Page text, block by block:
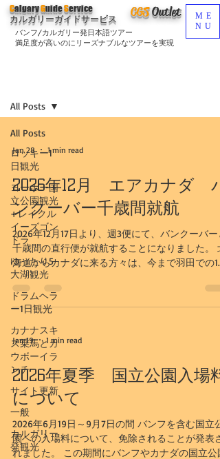
CGSOutlet
バンフ/カルガリー発日本語ツアー
満足度が高いのにリーズナブルなツアーを実現
CalgaryGuideService
カルガリーガイドサービス
ME
NU
All Posts
ロッキー1
日観光
ヨーホー国
立公園観光
+レイクル
イーズゴン
ドラ
ゆったり5
大湖観光
ドラムヘラ
ー1日観光
カナナスキ
ス乗馬とカ
ウボーイラ
ンチ
サイト更新
一般
カルガリー
発観光
All Posts
Jan 28 1 min read
2026年12月 エアカナダ バ
ンクーバー千歳間就航
2026年12月17日より、週3便にて、バンクーバー
千歳間の直行便が就航することになりました。
海道からカナダに来る方々は、今まで羽田での1
などを余儀なくされていたのですが、バンクーバ
ーとの直行便が就航することにより、よりカナダ
が近くなることになります。 AC54 新千歳19:55
ーバー13:25発/新千歳15:35着（翌日）/月・木・土
運行期間は、2026年12月17日～2027年3月26日ま
で。
Jan 19 1 min read
2026年夏季 国立公園入場料
について
2026年6月19日～9月7日の間 バンフを含む国立公
園への入場料について、免除されることが発表さ
れました。 この期間にバンフやカナダの国立公